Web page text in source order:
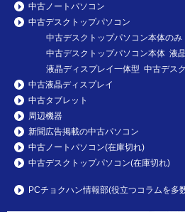
中古ノートパソコン
中古デスクトップパソコン
中古デスクトップパソコン本体のみ
中古デスクトップパソコン本体 液
液晶ディスプレイ一体型 中古デス
中古液晶ディスプレイ
中古タブレット
周辺機器
新聞広告掲載の中古パソコン
中古ノートパソコン(在庫切れ)
中古デスクトップパソコン(在庫切れ)
PCチョクハン情報部(役立つコラムを多